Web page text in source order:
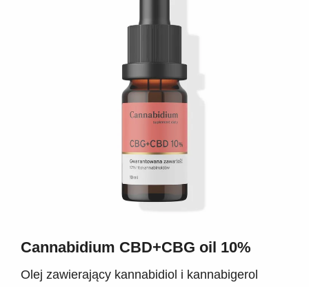
Cannabidium CBD+CBG oil 10%
Olej zawierający kannabidiol i kannabigerol